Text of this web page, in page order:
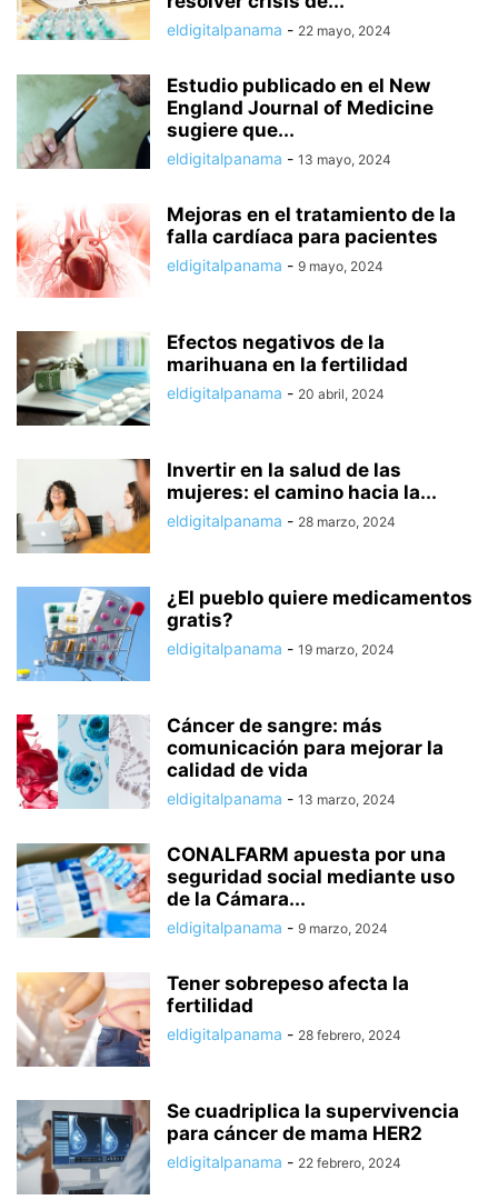
eldigitalpanama - 22 mayo, 2024
Estudio publicado en el New
England Journal of Medicine
sugiere que...
eldigitalpanama - 13 mayo, 2024
Mejoras en el tratamiento de la
falla cardíaca para pacientes
eldigitalpanama - 9 mayo, 2024
Efectos negativos de la
marihuana en la fertilidad
eldigitalpanama - 20 abril, 2024
Invertir en la salud de las
mujeres: el camino hacia la...
eldigitalpanama - 28 marzo, 2024
¿El pueblo quiere medicamentos
gratis?
eldigitalpanama - 19 marzo, 2024
Cáncer de sangre: más
comunicación para mejorar la
calidad de vida
eldigitalpanama - 13 marzo, 2024
CONALFARM apuesta por una
seguridad social mediante uso
de la Cámara...
eldigitalpanama - 9 marzo, 2024
Tener sobrepeso afecta la
fertilidad
eldigitalpanama - 28 febrero, 2024
Se cuadriplica la supervivencia
para cáncer de mama HER2
eldigitalpanama - 22 febrero, 2024